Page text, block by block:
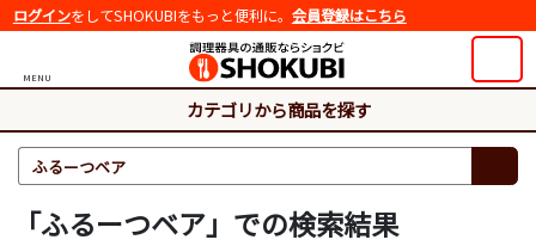
ログインをしてSHOKUBIをもっと便利に。 会員登録はこちら
MENU
カテゴリから商品を探す
「ふるーつベア」での検索結果